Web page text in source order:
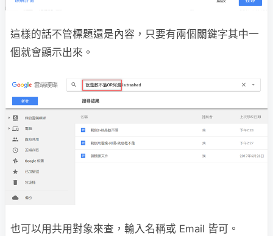
這樣的話不管標題還是內容，只要有兩個關鍵字其中一
個就會顯示出來。
也可以用共用對象來查，輸入名稱或 Email 皆可。